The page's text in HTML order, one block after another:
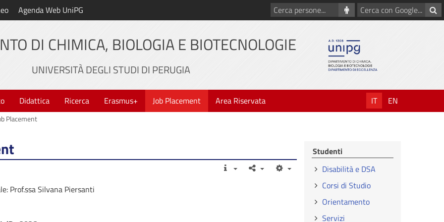
Agenda Web UniPG
Cerca
con
Cerca
persone
DI CHIMICA, BIOLOGIA E BIOTECNOLOGIE
UNIVERSITÀ DEGLI STUDI DI PERUGIA
Didattica Ricerca Erasmus+ Job Placement Area Riservata IT EN
Placement
Prof.ssa Silvana Piersanti
Studenti
Disabilità e DSA
Corsi di Studio
Orientamento
Servizi